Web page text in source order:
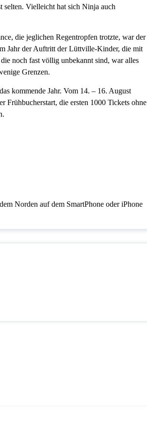
selten. Vielleicht hat sich Ninja auch
die jeglichen Regentropfen trotzte, war der
Jahr der Auftritt der Lüttville-Kinder, die mit
noch fast völlig unbekannt sind, war alles
Grenzen.
kommende Jahr. Vom 14. – 16. August
die ersten 1000 Tickets ohne
Norden auf dem SmartPhone oder iPhone